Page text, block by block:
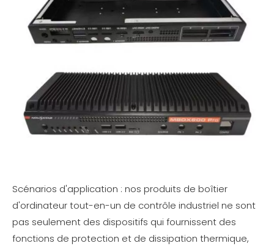
Scénarios d'application : nos produits de boîtier
d'ordinateur tout-en-un de contrôle industriel ne sont
pas seulement des dispositifs qui fournissent des
fonctions de protection et de dissipation thermique,